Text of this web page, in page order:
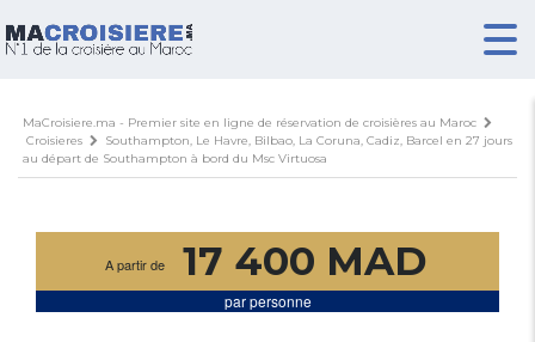
MaCroisiere.ma - Premier site en ligne de réservation de croisières au Maroc
Croisieres
Southampton, Le Havre, Bilbao, La Coruna, Cadiz, Barcel en 27 jours
au départ de Southampton à bord du Msc Virtuosa
A partir de 17 400 MAD
par personne